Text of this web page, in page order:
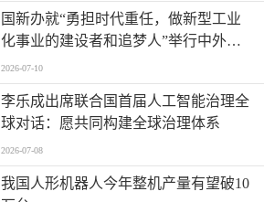
国新办就“勇担时代重任，做新型工业
化事业的建设者和追梦人”举行中外记
者见面会
2026-07-10
李乐成出席联合国首届人工智能治理全
球对话：愿共同构建全球治理体系
2026-07-08
我国人形机器人今年整机产量有望破10